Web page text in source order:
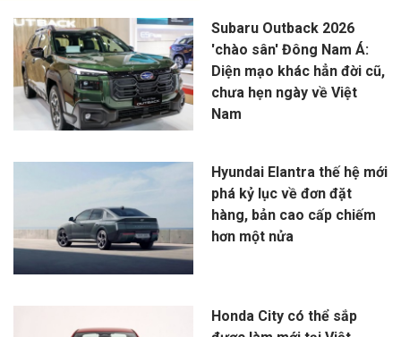
Subaru Outback 2026
'chào sân' Đông Nam Á:
Diện mạo khác hẳn đời cũ,
chưa hẹn ngày về Việt
Nam
Hyundai Elantra thế hệ mới
phá kỷ lục về đơn đặt
hàng, bản cao cấp chiếm
hơn một nửa
Honda City có thể sắp